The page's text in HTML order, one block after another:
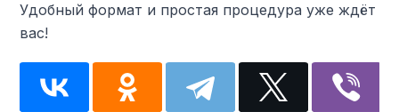
Удобный формат и простая процедура уже ждёт
вас!